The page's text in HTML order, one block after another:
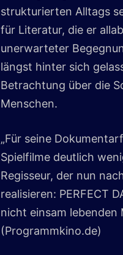
strukturierten Alltags
für Literatur, die er
unerwarteter
längst hinter sich
Betrachtung über die
Menschen.
„Für seine
Spielfilme deutlich
Regisseur, der nun
realisieren: PERFECT
nicht einsam
(Programmkino.de)